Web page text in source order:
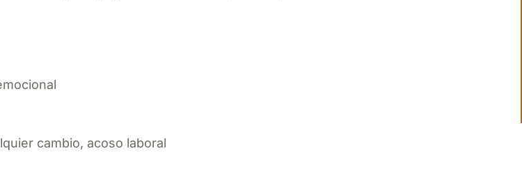
cambio, acoso laboral